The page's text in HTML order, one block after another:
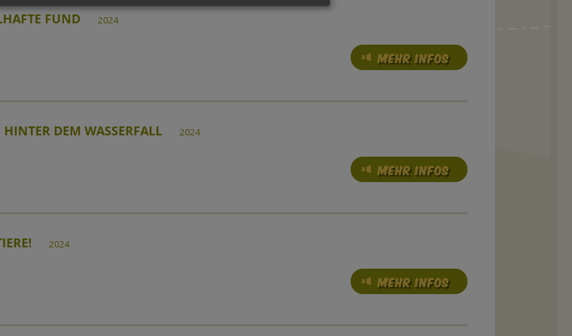
FUND 2024
MEHR INFOS
DEM WASSERFALL 2024
MEHR INFOS
2024
MEHR INFOS